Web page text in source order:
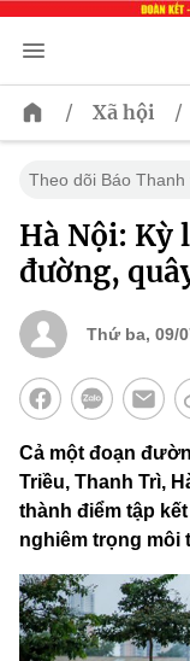
/ Xã hội /
Theo dõi Báo Thanh
Hà Nội: Kỳ
đường,
Thứ ba, 09/
Cả một đoạn
Triều, Thanh Trì,
thành điểm tập
nghiêm trọng môi